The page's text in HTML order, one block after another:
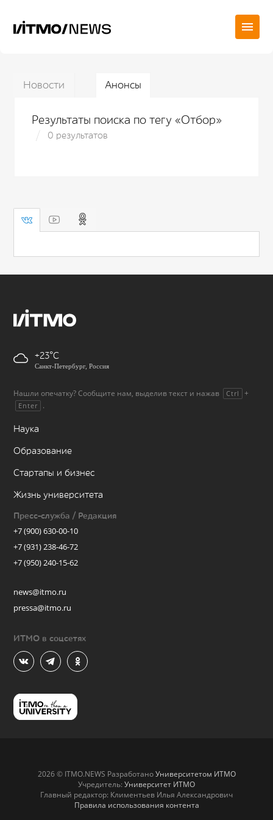
Новости Анонсы
Результаты поиска по тегу «Отбор»
0 результатов
+23
Санкт-Петербург, Россия
Нашли опечатку? Сообщите нам, выделив текст и нажав Ctrl +
Enter .
Наука
Образование
Стартапы и бизнес
Жизнь университета
Пресс-служба / Редакция
+7 (900) 630-00-10
+7 (931) 238-46-72
+7 (950) 240-15-62
news@itmo.ru
pressa@itmo.ru
ИТМО в соцсетях
2026 © ITMO.NEWS РазработаноУниверситетом ИТМО
Учредитель: Университет ИТМО
Главный редактор: Климентьев Илья Александрович
Правила использования контента